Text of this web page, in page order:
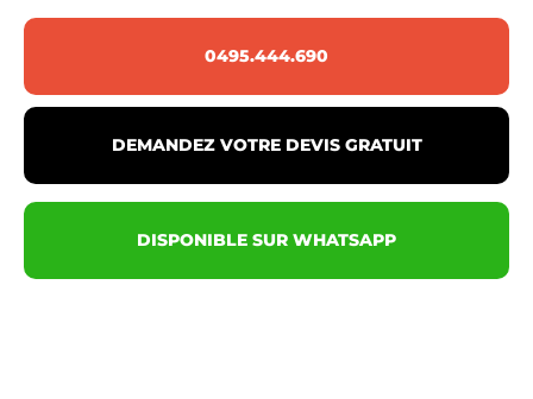
0495.444.690
DEMANDEZ VOTRE DEVIS GRATUIT
DISPONIBLE SUR WHATSAPP